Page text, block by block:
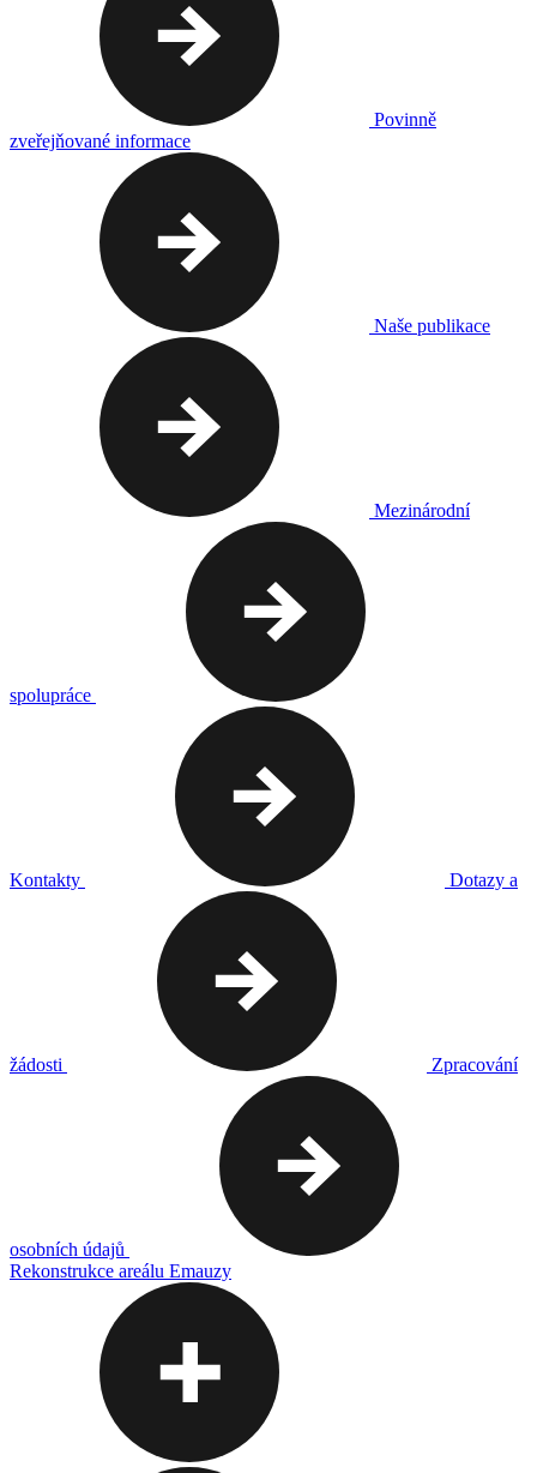
Povinně
zveřejňované informace
Naše publikace
Mezinárodní
spolupráce
Kontakty Dotazy a
žádosti Zpracování
osobních údajů
Rekonstrukce areálu Emauzy